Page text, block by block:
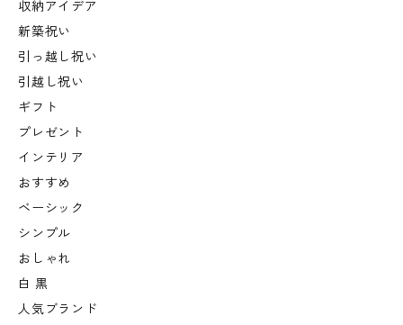
収納アイデア
新築祝い
引っ越し祝い
引越し祝い
ギフト
プレゼント
インテリア
おすすめ
ベーシック
シンプル
おしゃれ
白 黒
人気ブランド